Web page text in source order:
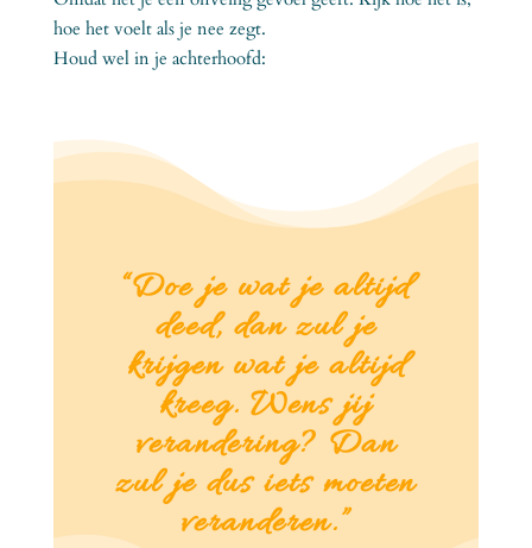
hoe het voelt als je nee zegt.
Houd wel in je achterhoofd:
“Doe je wat je altijd
deed, dan zul je
krijgen wat je altijd
kreeg. Wens jij
verandering? Dan
zul je dus iets moeten
veranderen.”